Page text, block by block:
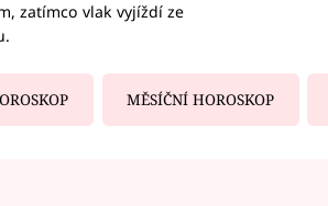
zatímco vlak vyjíždí ze
MĚSÍČNÍ HOROSKOP